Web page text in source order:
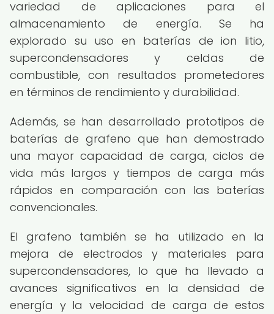
variedad de aplicaciones para el
almacenamiento de energía. Se ha
explorado su uso en baterías de ion litio,
supercondensadores y celdas de
combustible, con resultados prometedores
en términos de rendimiento y durabilidad.
Además, se han desarrollado prototipos de
baterías de grafeno que han demostrado
una mayor capacidad de carga, ciclos de
vida más largos y tiempos de carga más
rápidos en comparación con las baterías
convencionales.
El grafeno también se ha utilizado en la
mejora de electrodos y materiales para
supercondensadores, lo que ha llevado a
avances significativos en la densidad de
energía y la velocidad de carga de estos